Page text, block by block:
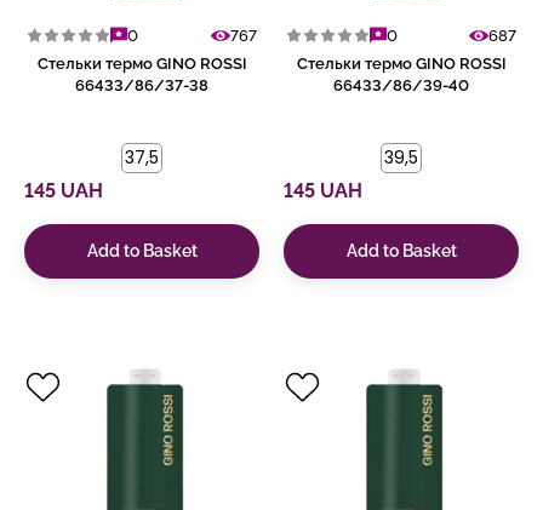
0
767
Стельки термо GINO ROSSI
66433/86/37-38
37,5
145 UAH
Add to Basket
0
687
Стельки термо GINO ROSSI
66433/86/39-40
39,5
145 UAH
Add to Basket